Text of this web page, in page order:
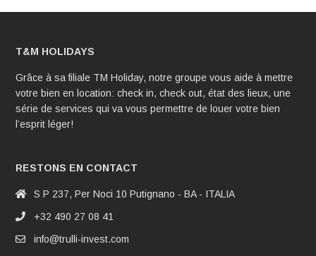
T&M HOLIDAYS
Grâce à sa filiale TM Holiday, notre groupe vous aide à mettre
votre bien en location: check in, check out, état des lieux, une
série de services qui va vous permettre de louer votre bien
l’esprit léger!
RESTONS EN CONTACT
S P 237, Per Noci 10 Putignano - BA - ITALIA
+32 490 27 08 41
info@trulli-invest.com